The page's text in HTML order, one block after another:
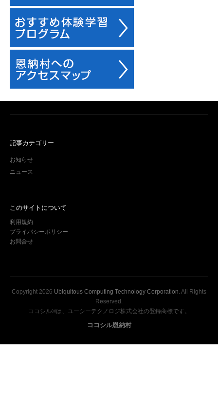
記事カテゴリー
お知らせ
ニュース
このサイトについて
利用規約
プライバシーポリシー
お問合せ
Copyright 2026 Ubiquitous Computing Technology Corporation . All Rights
Reserved.
ココシル®は、ユーシーテクノロジ株式会社の登録商標です。
ココシル恩納村